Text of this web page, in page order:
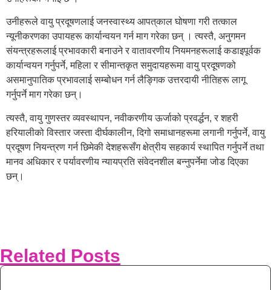
उनीहरूले वायु प्रदूषणलाई जनस्वास्थ्य आपत्‌काल घोषणा गरी तत्काल
न्यूनीकरणका उपायहरू कार्यान्वयन गर्न माग गरेका छन् । त्यस्तै, अनुगमन
संयन्त्रहरूलाई प्रभावकारी बनाउने र वातावरणीय नियमनहरूलाई कडाइपूर्वक
कार्यान्वयन गर्नुपर्ने, महिला र सीमान्तकृत समुदायहरूमा वायु प्रदूषणको
असमानुपातिक प्रभावलाई सम्बोधन गर्न लैङ्गिक उत्तरदायी नीतिहरू लागू
गर्नुपर्ने माग गरेका छन्।
त्यस्तै, वायु गुणस्तर व्यवस्थापन, नवीकरणीय ऊर्जाको प्रवर्द्धन, र शहरी
हरियालीको विस्तार जस्ता दीर्घकालीन, दिगो समाधानहरूमा लगानी गर्नुपर्ने, वायु
प्रदूषण नियन्त्रण गर्न छिमेकी देशहरूसँग क्षेत्रीय सहकार्य स्थापित गर्नुपर्ने तथा
मानव अधिकार र पर्यावरणीय न्यायप्रति संवेदनशील बन्नुपर्नेमा जोड दिएका
छन्।
Related Posts